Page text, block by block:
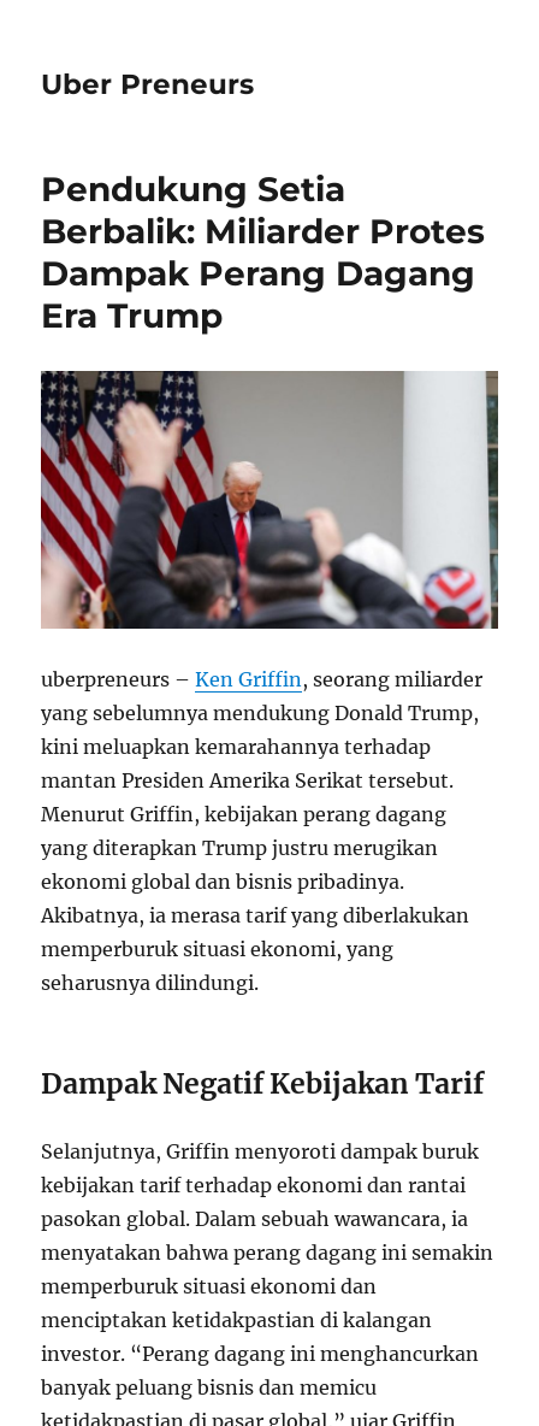
Uber Preneurs
Pendukung Setia
Berbalik: Miliarder Protes
Dampak Perang Dagang
Era Trump
uberpreneurs –Ken Griffin , seorang miliarder
yang sebelumnya mendukung Donald Trump,
kini meluapkan kemarahannya terhadap
mantan Presiden Amerika Serikat tersebut.
Menurut Griffin, kebijakan perang dagang
yang diterapkan Trump justru merugikan
ekonomi global dan bisnis pribadinya.
Akibatnya, ia merasa tarif yang diberlakukan
memperburuk situasi ekonomi, yang
seharusnya dilindungi.
Dampak Negatif Kebijakan Tarif
Selanjutnya, Griffin menyoroti dampak buruk
kebijakan tarif terhadap ekonomi dan rantai
pasokan global. Dalam sebuah wawancara, ia
menyatakan bahwa perang dagang ini semakin
memperburuk situasi ekonomi dan
menciptakan ketidakpastian di kalangan
investor. “Perang dagang ini menghancurkan
banyak peluang bisnis dan memicu
ketidakpastian di pasar global,” ujar Griffin